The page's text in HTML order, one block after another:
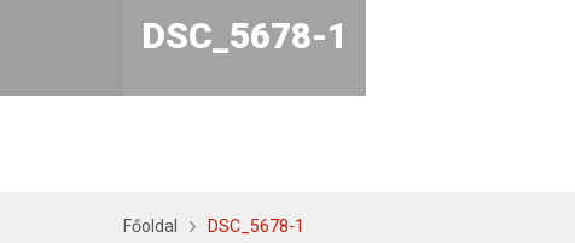
DSC_5678-1
Főoldal DSC_5678-1